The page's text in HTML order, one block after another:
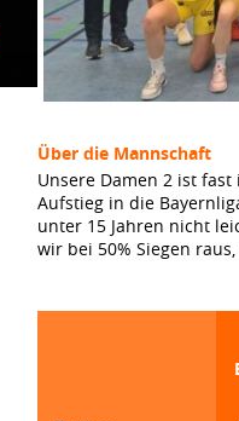
Über die Mannschaft
Unsere Damen 2 ist
Aufstieg in die
unter 15 Jahren nicht
wir bei 50% Siegen